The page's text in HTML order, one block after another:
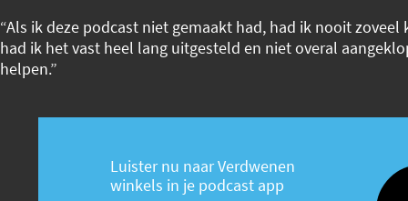
“Als ik deze podcast niet gemaakt had, had ik nooit
had ik het vast heel lang uitgesteld en niet overal
helpen.”
Luister nu naar Verdwenen
winkels in je podcast app